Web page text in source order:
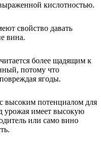
кислотностью.
свойство давать
вина.
более щадящим к
потому что
ягоды.
высоким потенциалом для
урожая имеет высокую
или само вино